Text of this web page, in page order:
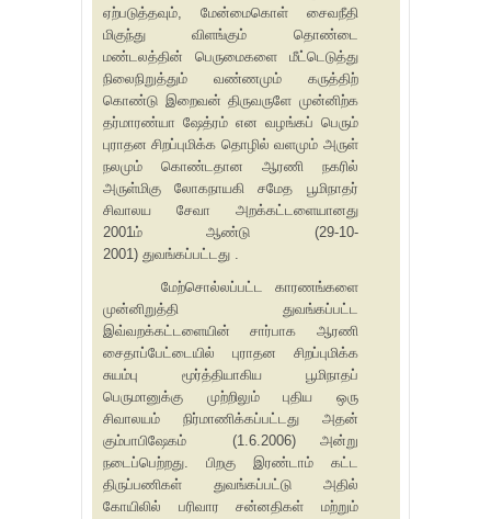
ஏற்படுத்தவும், மேன்மைகொள் சைவநீதி
மிகுந்து விளங்கும் தொண்டை
மண்டலத்தின் பெருமைகளை மீட்டெடுத்து
நிலைநிறுத்தும் வண்ணமும் கருத்திற்
கொண்டு இறைவன் திருவருளே முன்னிற்க
தர்மாரண்யா ஷேத்ரம் என வழங்கப் பெரும்
புராதன சிறப்புமிக்க தொழில் வளமும் அருள்
நலமும் கொண்டதான ஆரணி நகரில்
அருள்மிகு லோகநாயகி சமேத பூமிநாதர்
சிவாலய சேவா அறக்கட்டளையானது
2001ம் ஆண்டு (29-10-
2001) துவங்கப்பட்டது .
மேற்சொல்லப்பட்ட காரணங்களை
முன்னிறுத்தி துவங்கப்பட்ட
இவ்வறக்கட்டளையின் சார்பாக ஆரணி
சைதாப்பேட்டையில் புராதன சிறப்புமிக்க
சுயம்பு மூர்த்தியாகிய பூமிநாதப்
பெருமானுக்கு முற்றிலும் புதிய ஒரு
சிவாலயம் நிர்மாணிக்கப்பட்டது அதன்
கும்பாபிஷேகம் (1.6.2006) அன்று
நடைப்பெற்றது. பிறகு இரண்டாம் கட்ட
திருப்பணிகள் துவங்கப்பட்டு அதில்
கோயிலில் பரிவார சன்னதிகள் மற்றும்